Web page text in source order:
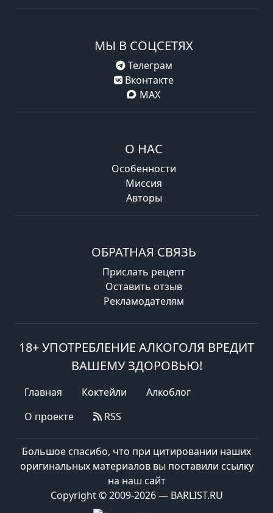
МЫ В СОЦСЕТЯХ
Телеграм
Вконтакте
MAX
О НАС
Особенности
Миссия
Авторы
ОБРАТНАЯ СВЯЗЬ
Прислать рецепт
Оставить отзыв
Рекламодателям
18+ УПОТРЕБЛЕНИЕ АЛКОГОЛЯ ВРЕДИТ
ВАШЕМУ ЗДОРОВЬЮ!
Главная Коктейли
Алкоблог
О проекте
RSS
Большое спасибо, что при цитировании наших
оригинальных материалов вы поставили ссылку
на наш сайт
Copyright © 2009-2026 — BARLIST.RU